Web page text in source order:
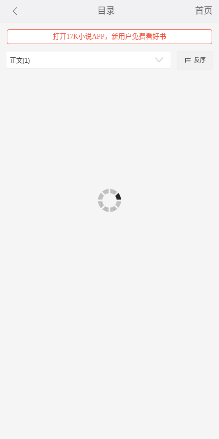
目录 首页
打开17K小说APP，新用户免费看好书
反序